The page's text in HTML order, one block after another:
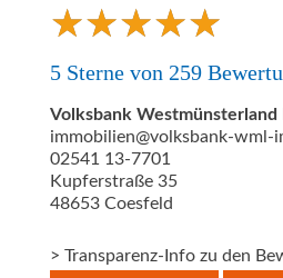
★★★★★
★★★★★
5 Sterne von 259
Volksbank Westmünsterland
immobilien@volksbank-wml-
02541 13-7701
Kupferstraße 35
48653 Coesfeld
> Transparenz-Info zu den